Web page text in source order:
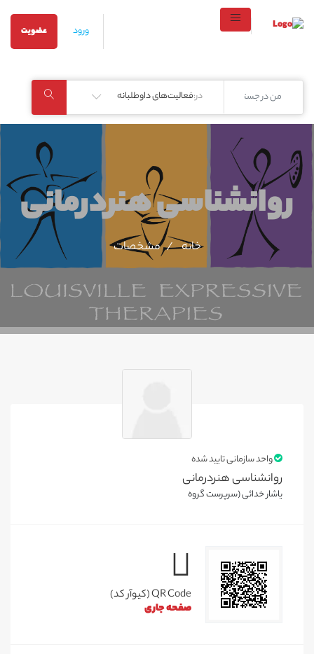
ورود عضویت
در:فعالیت‌های داوطلبانه
روانشناسی هنردرمانی
خانه مشخصات
واحد سازمانی تایید شده
روانشناسی هنردرمانی
یاشار خدائی (سرپرست گروه
QR Code (کیوآر کد)
صفحه جاری